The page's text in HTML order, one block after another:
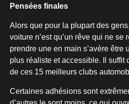
Pensées finales
Alors que pour la plupart des
voiture n’est qu’un rêve qui ne se
prendre une en main s’avère être
plus réaliste et accessible. Il suffit
de ces 15 meilleurs clubs
Certaines adhésions sont